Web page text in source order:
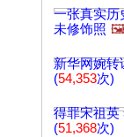
一张真实历
未修饰照 🖼️
新华网婉转
(54,353次)
得罪宋祖英
(51,368次)